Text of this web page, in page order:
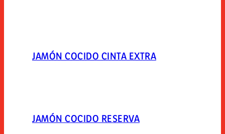
JAMÓN COCIDO CINTA EXTRA
JAMÓN COCIDO RESERVA